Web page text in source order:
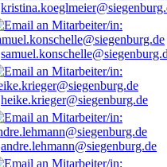
heike.krieger@siegenburg.de
andre.lehmann@siegenburg.de